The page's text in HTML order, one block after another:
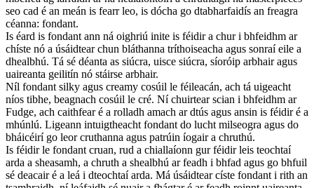
seo cad é an meán is fearr leo, is dócha go dtabharfaidís an freagra
céanna: fondant.
Is éard is fondant ann ná oighriú inite is féidir a chur i bhfeidhm ar
chíste nó a úsáidtear chun bláthanna tríthoiseacha agus sonraí eile a
dhealbhú. Tá sé déanta as siúcra, uisce siúcra, síoróip arbhair agus
uaireanta geilitín nó stáirse arbhair.
Níl fondant silky agus creamy cosúil le féileacán, ach tá uigeacht
níos tibhe, beagnach cosúil le cré. Ní chuirtear scian i bhfeidhm ar
Fudge, ach caithfear é a rolladh amach ar dtús agus ansin is féidir é a
mhúnlú. Ligeann intuigtheacht fondant do lucht milseogra agus do
bháicéirí go leor cruthanna agus patrúin íogair a chruthú.
Is féidir le fondant cruan, rud a chiallaíonn gur féidir leis teochtaí
arda a sheasamh, a chruth a shealbhú ar feadh i bhfad agus go bhfuil
sé deacair é a leá i dteochtaí arda. Má úsáidtear císte fondant i rith an